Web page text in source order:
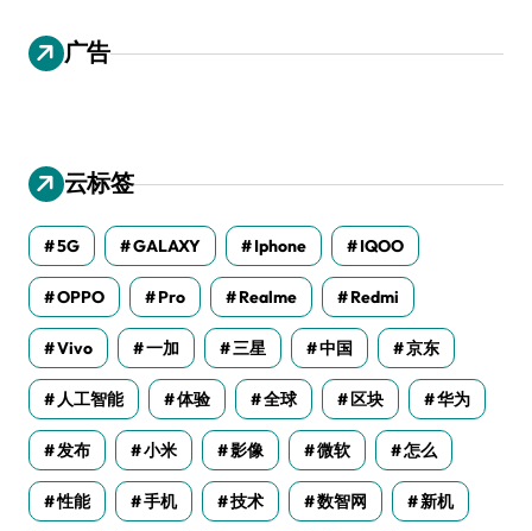
广告
云标签
5G GALAXY Iphone IQOO
OPPO Pro Realme Redmi
Vivo 一加 三星 中国 京东
人工智能 体验 全球 区块 华为
发布 小米 影像 微软 怎么
性能 手机 技术 数智网 新机